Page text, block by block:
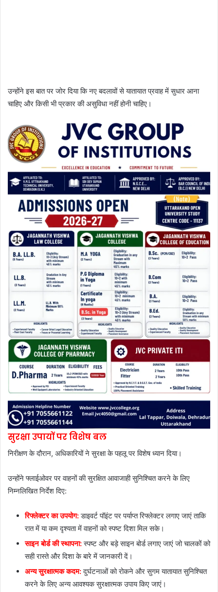
उन्होंने इस बात पर जोर दिया कि नए बदलावों से यातायात प्रवाह में सुधार आना
चाहिए और किसी भी प्रकार की असुविधा नहीं होनी चाहिए।
सुरक्षा उपायों पर विशेष बल
निरीक्षण के दौरान, अधिकारियों ने सुरक्षा के पहलू पर विशेष ध्यान दिया।
उन्होंने फ्लाईओवर पर वाहनों की सुरक्षित आवाजाही सुनिश्चित करने के लिए
निम्नलिखित निर्देश दिए:
रिफ्लेक्टर का उपयोग:डाइवर्ट पॉइंट पर पर्याप्त रिफ्लेक्टर लगाए जाएं ताकि
रात में या कम दृश्यता में वाहनों को स्पष्ट दिशा मिल सके।
साइन बोर्ड की स्थापना:स्पष्ट और बड़े साइन बोर्ड लगाए जाएं जो चालकों को
सही रास्ते और दिशा के बारे में जानकारी दें।
अन्य सुरक्षात्मक कदम:दुर्घटनाओं को रोकने और सुगम यातायात सुनिश्चित
करने के लिए अन्य आवश्यक सुरक्षात्मक उपाय किए जाएं।